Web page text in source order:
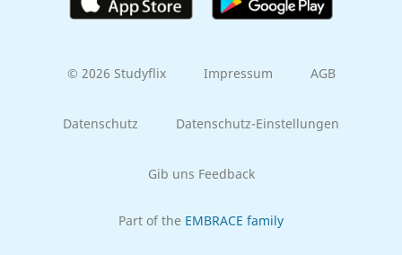
© 2026 Studyflix Impressum AGB
Datenschutz Datenschutz-Einstellungen
Gib uns Feedback
Part of the EMBRACE family